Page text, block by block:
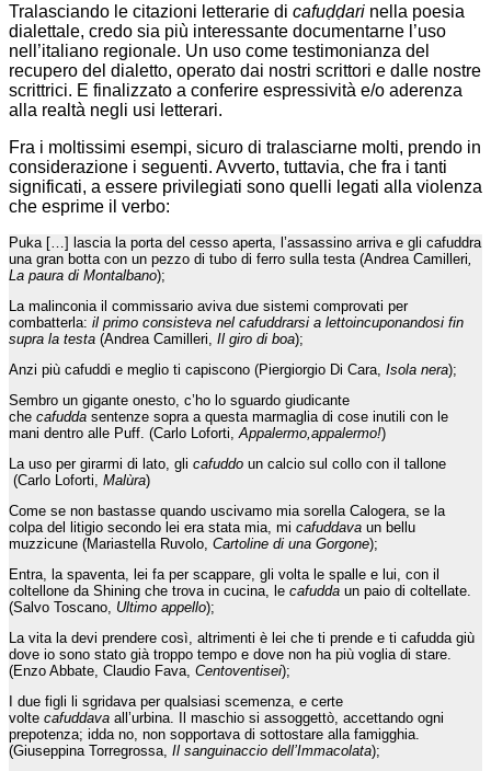
Tralasciando le citazioni letterarie di cafuḍḍari nella poesia
dialettale, credo sia più interessante documentarne l’uso
nell’italiano regionale. Un uso come testimonianza del
recupero del dialetto, operato dai nostri scrittori e dalle nostre
scrittrici. E finalizzato a conferire espressività e/o aderenza
alla realtà negli usi letterari.
Fra i moltissimi esempi, sicuro di tralasciarne molti, prendo in
considerazione i seguenti. Avverto, tuttavia, che fra i tanti
significati, a essere privilegiati sono quelli legati alla violenza
che esprime il verbo:
Puka […] lascia la porta del cesso aperta, l’assassino arriva e gli cafuddra
una gran botta con un pezzo di tubo di ferro sulla testa (Andrea Camilleri
La paura di Montalbano);
La malinconia il commissario aviva due sistemi comprovati per
combatterla: il primo consisteva nel cafuddrarsi a lettoincuponandosi fin
supra la testa (Andrea Camilleri, Il giro di boa);
Anzi più cafuddi e meglio ti capiscono (Piergiorgio Di Cara, Isola nera);
Sembro un gigante onesto, c’ho lo sguardo giudicante
che cafudda sentenze sopra a questa marmaglia di cose inutili con le
mani dentro alle Puff. (Carlo Loforti, Appalermo,appalermo!)
La uso per girarmi di lato, gli cafuddo un calcio sul collo con il tallone
(Carlo Loforti, Malùra)
Come se non bastasse quando uscivamo mia sorella Calogera, se la
colpa del litigio secondo lei era stata mia, mi cafuddava un bellu
muzzicune (Mariastella Ruvolo, Cartoline di una Gorgone);
Entra, la spaventa, lei fa per scappare, gli volta le spalle e lui, con il
coltellone da Shining che trova in cucina, le cafudda un paio di coltellate.
(Salvo Toscano, Ultimo appello);
La vita la devi prendere così, altrimenti è lei che ti prende e ti cafudda giù
dove io sono stato già troppo tempo e dove non ha più voglia di stare.
(Enzo Abbate, Claudio Fava, Centoventisei);
I due figli li sgridava per qualsiasi scemenza, e certe
volte cafuddava all’urbina. Il maschio si assoggettò, accettando ogni
prepotenza; idda no, non sopportava di sottostare alla famigghia.
(Giuseppina Torregrossa, Il sanguinaccio dell’Immacolata);